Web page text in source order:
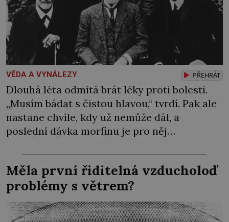
VĚDA A VYNÁLEZY PŘEHRÁT
Dlouhá léta odmítá brát léky proti bolesti.
„Musím bádat s čistou hlavou,“ tvrdí. Pak ale
nastane chvíle, kdy už nemůže dál, a
poslední dávka morfinu je pro něj
psychoanalýzy Sigmunda Freuda (†1939) je
vskutku internacionální. Na svět přichází 6.
května 1856 v moravském Příboru v německy
mluvící rodině původem z polské Haliče. Už
v dětství […]
Měla první řiditelná vzducholoď
problémy s větrem?